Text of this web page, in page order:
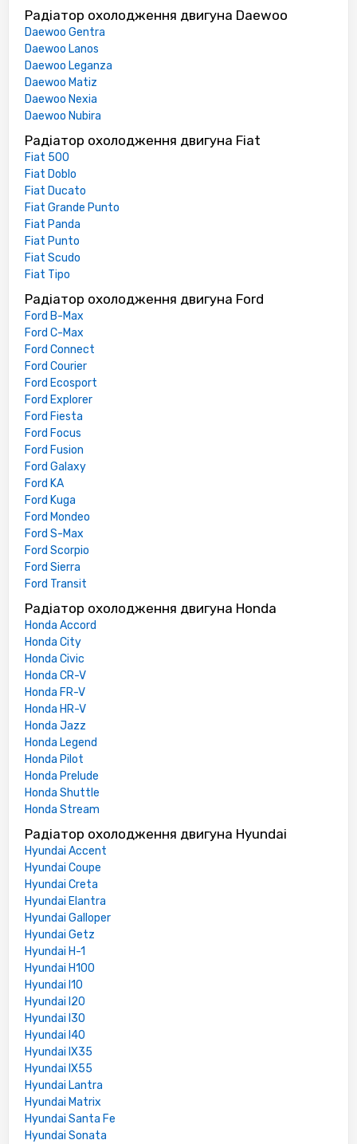
Радіатор охолодження двигуна Daewoo
Daewoo Gentra
Daewoo Lanos
Daewoo Leganza
Daewoo Matiz
Daewoo Nexia
Daewoo Nubira
Радіатор охолодження двигуна Fiat
Fiat 500
Fiat Doblo
Fiat Ducato
Fiat Grande Punto
Fiat Panda
Fiat Punto
Fiat Scudo
Fiat Tipo
Радіатор охолодження двигуна Ford
Ford B-Max
Ford C-Max
Ford Connect
Ford Courier
Ford Ecosport
Ford Explorer
Ford Fiesta
Ford Focus
Ford Fusion
Ford Galaxy
Ford KA
Ford Kuga
Ford Mondeo
Ford S-Max
Ford Scorpio
Ford Sierra
Ford Transit
Радіатор охолодження двигуна Honda
Honda Accord
Honda City
Honda Civic
Honda CR-V
Honda FR-V
Honda HR-V
Honda Jazz
Honda Legend
Honda Pilot
Honda Prelude
Honda Shuttle
Honda Stream
Радіатор охолодження двигуна Hyundai
Hyundai Accent
Hyundai Coupe
Hyundai Creta
Hyundai Elantra
Hyundai Galloper
Hyundai Getz
Hyundai H-1
Hyundai H100
Hyundai I10
Hyundai I20
Hyundai I30
Hyundai I40
Hyundai IX35
Hyundai IX55
Hyundai Lantra
Hyundai Matrix
Hyundai Santa Fe
Hyundai Sonata